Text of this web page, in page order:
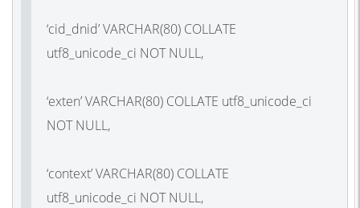
‘cid_dnid’ VARCHAR(80) COLLATE
utf8_unicode_ci NOT NULL,
‘exten’ VARCHAR(80) COLLATE utf8_unicode_ci
NOT NULL,
‘context’ VARCHAR(80) COLLATE
utf8_unicode_ci NOT NULL,